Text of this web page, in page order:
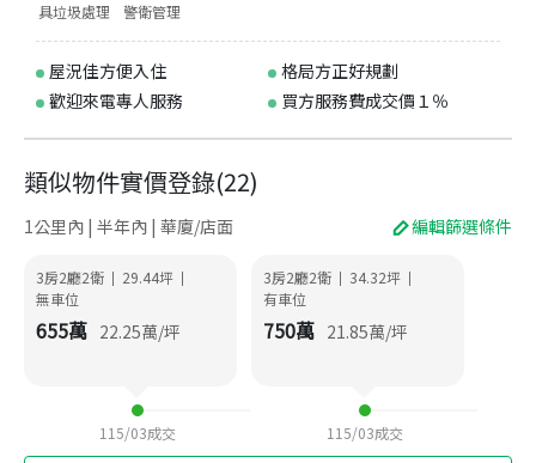
具垃圾處理 警衛管理
屋況佳方便入住
格局方正好規劃
歡迎來電專人服務
買方服務費成交價１％
類似物件實價登錄(22)
1公里內 | 半年內 | 華廈/店面 編輯篩選條件
3房2廳2衛 | 29.44坪 |
無車位
655萬 22.25萬/坪
115/03成交
3房2廳2衛 | 34.32坪 |
有車位
750萬 21.85萬/坪
115/03成交